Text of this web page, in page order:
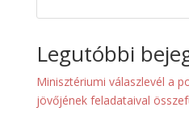
Legutóbbi
Minisztériumi válaszlevél a
jövőjének feladataival